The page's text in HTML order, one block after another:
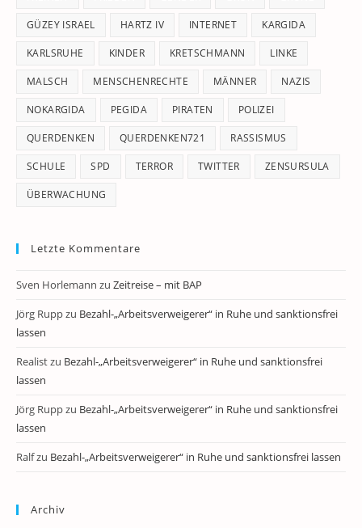
GÜZEY ISRAEL HARTZ IV INTERNET KARGIDA
KARLSRUHE KINDER KRETSCHMANN LINKE
MALSCH MENSCHENRECHTE MÄNNER NAZIS
NOKARGIDA PEGIDA PIRATEN POLIZEI
QUERDENKEN QUERDENKEN721 RASSISMUS
SCHULE SPD TERROR TWITTER ZENSURSULA
ÜBERWACHUNG
Letzte Kommentare
Sven Horlemann zu Zeitreise – mit BAP
Jörg Ruppzu Bezahl-„Arbeitsverweigerer“ in Ruhe und sanktionsfrei
lassen
Realistzu Bezahl-„Arbeitsverweigerer“ in Ruhe und sanktionsfrei
lassen
Jörg Ruppzu Bezahl-„Arbeitsverweigerer“ in Ruhe und sanktionsfrei
lassen
Ralfzu Bezahl-„Arbeitsverweigerer“ in Ruhe und sanktionsfrei lassen
Archiv